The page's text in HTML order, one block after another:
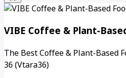
VIBE Coffee & Plant-
The Best Coffee & Plant-Based
36 (Vtara36)